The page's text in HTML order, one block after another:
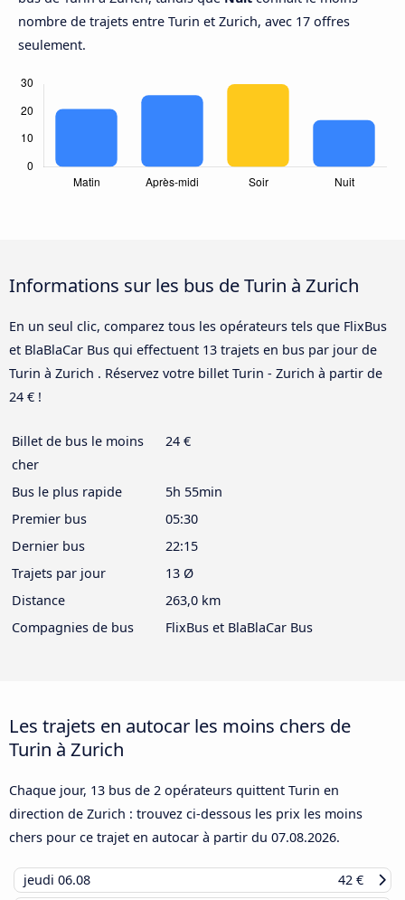
nombre de trajets entre Turin et Zurich, avec 17 offres
seulement.
Informations sur les bus de Turin à Zurich
En un seul clic, comparez tous les opérateurs tels que FlixBus
et BlaBlaCar Bus qui effectuent 13 trajets en bus par jour de
Turin à Zurich . Réservez votre billet Turin - Zurich à partir de
24 € !
Billet de bus le moins
cher
24 €
Bus le plus rapide
5h 55min
Premier bus
05:30
Dernier bus
22:15
Trajets par jour
13 Ø
Distance
263,0 km
Compagnies de bus
FlixBus et BlaBlaCar Bus
Les trajets en autocar les moins chers de
Turin à Zurich
Chaque jour, 13 bus de 2 opérateurs quittent Turin en
direction de Zurich : trouvez ci-dessous les prix les moins
chers pour ce trajet en autocar à partir du 07.08.2026.
jeudi 06.08
42 €